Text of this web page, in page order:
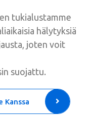
tukialustamme
hälytyksiä
joten voit
suojattu.
Kanssa